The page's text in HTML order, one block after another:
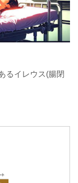
るイレウス(腸閉